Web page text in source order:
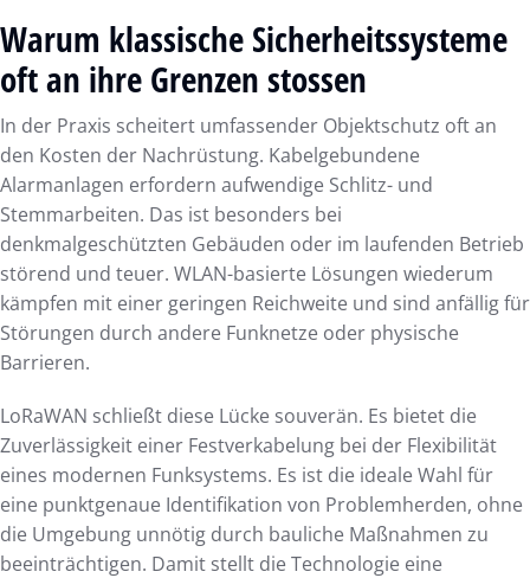
Warum klassische Sicherheitssysteme
oft an ihre Grenzen stossen
In der Praxis scheitert umfassender Objektschutz oft an
den Kosten der Nachrüstung. Kabelgebundene
Alarmanlagen erfordern aufwendige Schlitz- und
Stemmarbeiten. Das ist besonders bei
denkmalgeschützten Gebäuden oder im laufenden Betrieb
störend und teuer. WLAN-basierte Lösungen wiederum
kämpfen mit einer geringen Reichweite und sind anfällig für
Störungen durch andere Funknetze oder physische
Barrieren.
LoRaWAN schließt diese Lücke souverän. Es bietet die
Zuverlässigkeit einer Festverkabelung bei der Flexibilität
eines modernen Funksystems. Es ist die ideale Wahl für
eine punktgenaue Identifikation von Problemherden, ohne
die Umgebung unnötig durch bauliche Maßnahmen zu
beeinträchtigen. Damit stellt die Technologie eine